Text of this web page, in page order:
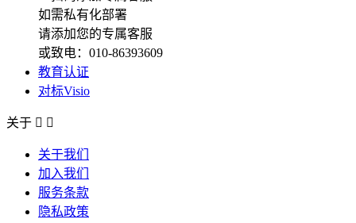
如需私有化部署
请添加您的专属客服
或致电：010-86393609
教育认证
对标Visio
关于  
关于我们
加入我们
服务条款
隐私政策